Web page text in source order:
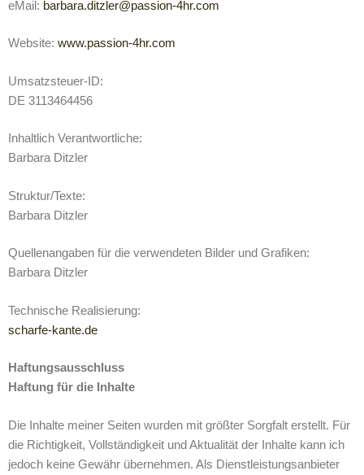
eMail: barbara.ditzler@passion-4hr.com
Website: www.passion-4hr.com
Umsatzsteuer-ID:
DE 3113464456
Inhaltlich Verantwortliche:
Barbara Ditzler
Struktur/Texte:
Barbara Ditzler
Quellenangaben für die verwendeten Bilder und Grafiken:
Barbara Ditzler
Technische Realisierung:
scharfe-kante.de
Haftungsausschluss
Haftung für die Inhalte
Die Inhalte meiner Seiten wurden mit größter Sorgfalt erstellt. Für
die Richtigkeit, Vollständigkeit und Aktualität der Inhalte kann ich
jedoch keine Gewähr übernehmen. Als Dienstleistungsanbieter